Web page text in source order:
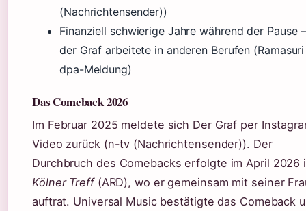
(Nachrichtensender))
Finanziell schwierige Jahre während der Pause –
der Graf arbeitete in anderen Berufen
dpa-Meldung)
Das Comeback 2026
Im Februar 2025 meldete sich Der Graf per
Video zurück (n-tv (Nachrichtensender)). Der
Durchbruch des Comebacks erfolgte im April 2026
Kölner Treff(ARD), wo er gemeinsam mit seiner
auftrat. Universal Music bestätigte das Comeback